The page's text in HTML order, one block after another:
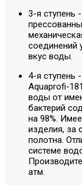
3-я ступень
соединений
вкус воды.
4-я ступень
Aquaprofi-
воды от
бактерий
на 98%.
изделия, за
полотна.
системе
атм.